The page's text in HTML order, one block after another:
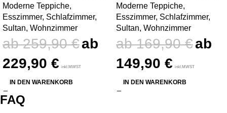
Moderne Teppiche,
Esszimmer, Schlafzimmer,
Sultan, Wohnzimmer
259,90€
229,90 € inkl.MWST
IN DEN WARENKORB
Moderne Teppiche,
Esszimmer, Schlafzimmer,
Sultan, Wohnzimmer
169,90€
149,90 € inkl.MWST
IN DEN WARENKORB
FAQ